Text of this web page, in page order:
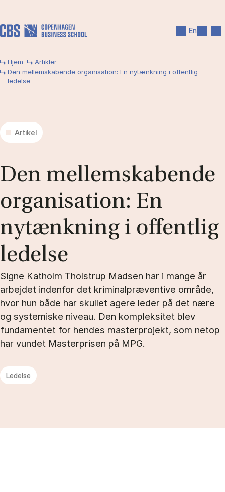
En
Hjem
Artikler
Den mellemskabende organisation: En nytænkning i offentlig
ledelse
Artikel
Den mel­lem­ska­ben­de
or­ga­ni­sa­tion: En
nytænk­ning i of­fent­lig
le­del­se
Signe Katholm Tholstrup Madsen har i mange år
arbejdet indenfor det kriminalpræventive område,
hvor hun både har skullet agere leder på det nære
og systemiske niveau. Den kompleksitet blev
fundamentet for hendes masterprojekt, som netop
har vundet Masterprisen på MPG.
Ledelse